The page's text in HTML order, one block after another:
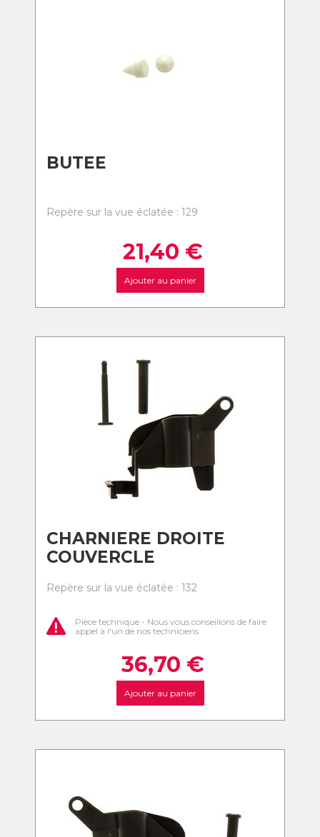
BUTEE
Repère sur la vue éclatée : 129
21,40 €
Ajouter au panier
CHARNIERE DROITE
COUVERCLE
Repère sur la vue éclatée : 132
Pièce technique - Nous vous conseillons de faire
appel à l'un de nos techniciens
36,70 €
Ajouter au panier